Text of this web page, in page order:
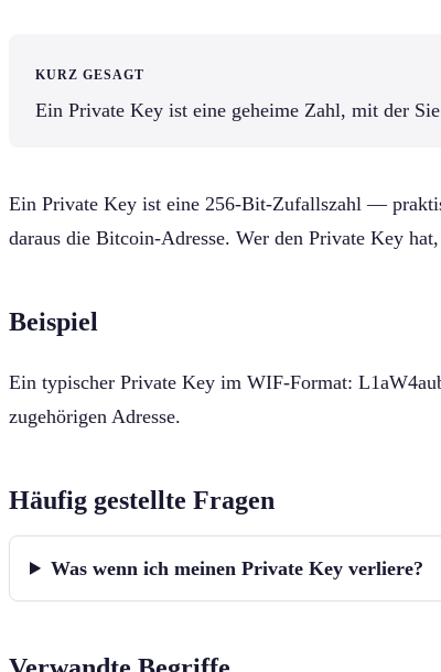
KURZ GESAGT
Ein Private Key ist eine geheime Zahl, mit der
Ein Private Key ist eine 256-Bit-Zufallszahl —
daraus die Bitcoin-Adresse. Wer den Private Key
Beispiel
Ein typischer Private Key im WIF-Format:
zugehörigen Adresse.
Häufig gestellte Fragen
Was wenn ich meinen Private Key verliere?